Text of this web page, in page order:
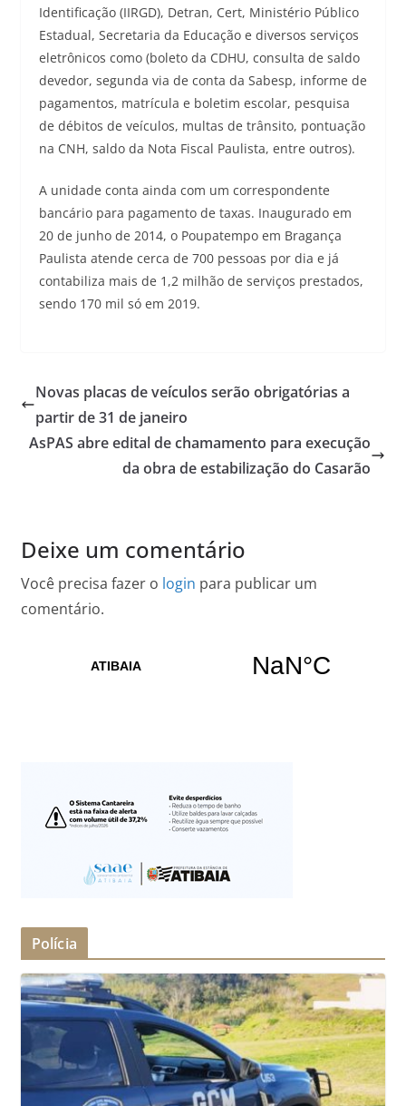
Identificação (IIRGD), Detran, Cert, Ministério Público
Estadual, Secretaria da Educação e diversos serviços
eletrônicos como (boleto da CDHU, consulta de saldo
devedor, segunda via de conta da Sabesp, informe de
pagamentos, matrícula e boletim escolar, pesquisa
de débitos de veículos, multas de trânsito, pontuação
na CNH, saldo da Nota Fiscal Paulista, entre outros).
A unidade conta ainda com um correspondente
bancário para pagamento de taxas. Inaugurado em
20 de junho de 2014, o Poupatempo em Bragança
Paulista atende cerca de 700 pessoas por dia e já
contabiliza mais de 1,2 milhão de serviços prestados,
sendo 170 mil só em 2019.
Novas placas de veículos serão obrigatórias a
partir de 31 de janeiro
AsPAS abre edital de chamamento para execução
da obra de estabilização do Casarão
Deixe um comentário
Você precisa fazer o login para publicar um
comentário.
Polícia